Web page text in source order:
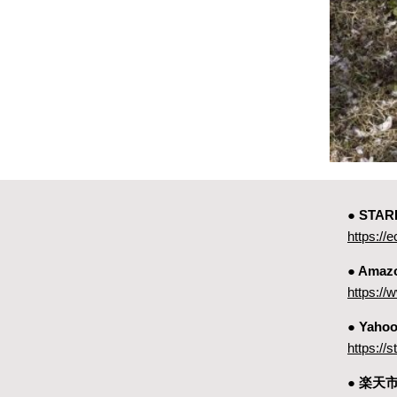
●
https://
●
https://
●
https://
● 楽天